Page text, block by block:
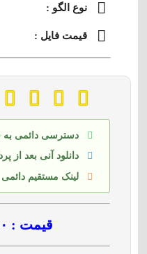
نوع الگو :
قیمت فایل :
دسترسی دائمی به
دانلود آنی بعد از
لینک مستقیم دائمی
قیمت : ۷۲,۰۰۰ تومان